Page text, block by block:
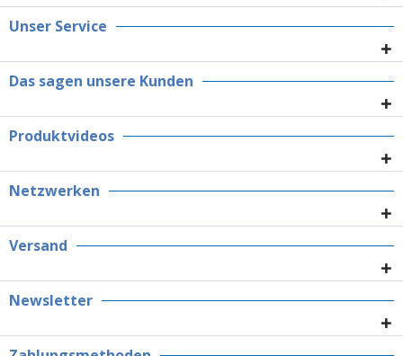
Unser Service
Das sagen unsere Kunden
Produktvideos
Netzwerken
Versand
Newsletter